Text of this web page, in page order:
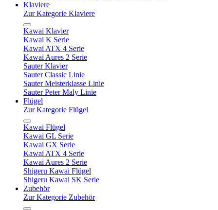
Klaviere
Zur Kategorie Klaviere
Kawai Klavier
Kawai K Serie
Kawai ATX 4 Serie
Kawai Aures 2 Serie
Sauter Klavier
Sauter Classic Linie
Sauter Meisterklasse Linie
Sauter Peter Maly Linie
Flügel
Zur Kategorie Flügel
Kawai Flügel
Kawai GL Serie
Kawai GX Serie
Kawai ATX 4 Serie
Kawai Aures 2 Serie
Shigeru Kawai Flügel
Shigeru Kawai SK Serie
Zubehör
Zur Kategorie Zubehör